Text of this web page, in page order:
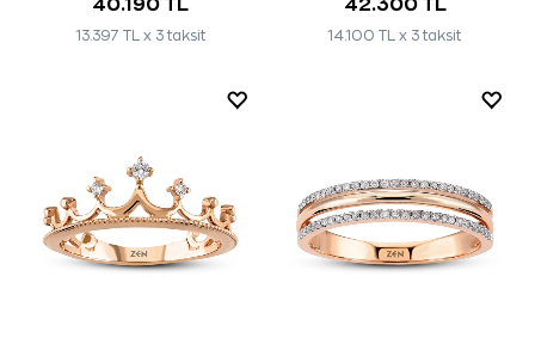
40.190 TL
13.397 TL x 3 taksit
42.300 TL
14.100 TL x 3 taksit